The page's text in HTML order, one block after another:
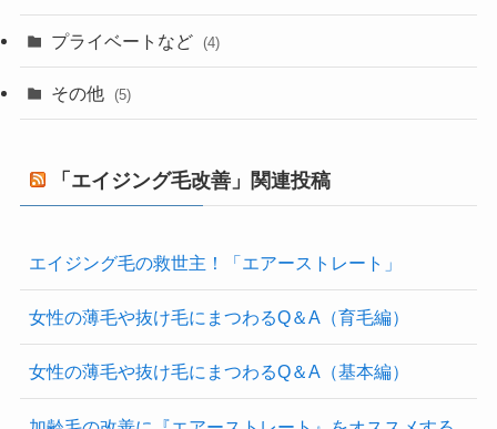
プライベートなど (4)
その他 (5)
「エイジング毛改善」関連投稿
エイジング毛の救世主！「エアーストレート」
女性の薄毛や抜け毛にまつわるQ＆A（育毛編）
女性の薄毛や抜け毛にまつわるQ＆A（基本編）